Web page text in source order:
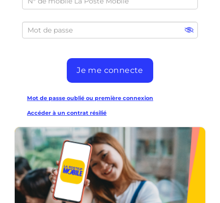
Je me connecte
Mot de passe oublié ou première connexion
Accéder à un contrat résilié